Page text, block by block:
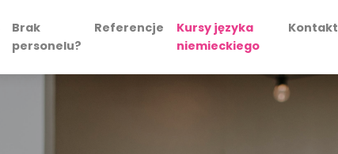
Brak
personelu?
Referencje
Kursy języka
niemieckiego
Kontakt